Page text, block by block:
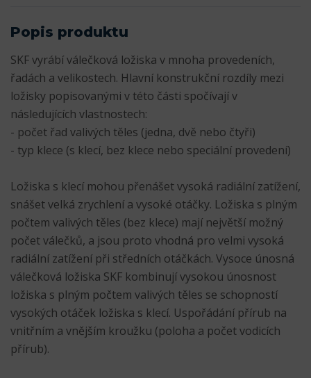
Popis produktu
SKF vyrábí válečková ložiska v mnoha provedeních,
řadách a velikostech. Hlavní konstrukční rozdíly mezi
ložisky popisovanými v této části spočívají v
následujících vlastnostech:
- počet řad valivých těles (jedna, dvě nebo čtyři)
- typ klece (s klecí, bez klece nebo speciální provedení)
Ložiska s klecí mohou přenášet vysoká radiální zatížení,
snášet velká zrychlení a vysoké otáčky. Ložiska s plným
počtem valivých těles (bez klece) mají největší možný
počet válečků, a jsou proto vhodná pro velmi vysoká
radiální zatížení při středních otáčkách. Vysoce únosná
válečková ložiska SKF kombinují vysokou únosnost
ložiska s plným počtem valivých těles se schopností
vysokých otáček ložiska s klecí. Uspořádání přírub na
vnitřním a vnějším kroužku (poloha a počet vodicích
přírub).